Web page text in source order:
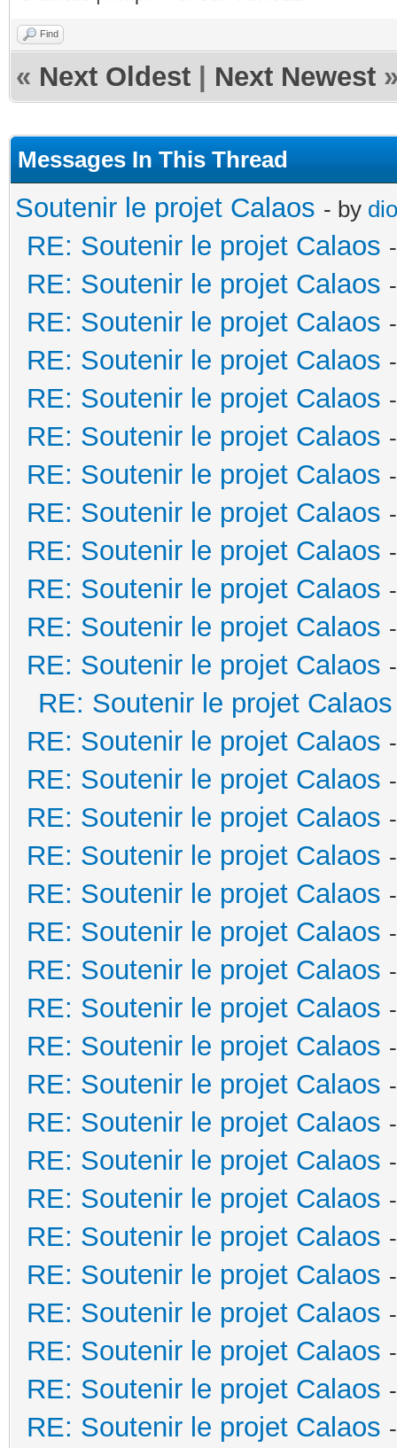
Find
« Next Oldest Next Newest
Messages In This Thread
Soutenir le projet Calaos - by
RE: Soutenir le projet Calaos
RE: Soutenir le projet Calaos
RE: Soutenir le projet Calaos
RE: Soutenir le projet Calaos
RE: Soutenir le projet Calaos
RE: Soutenir le projet Calaos
RE: Soutenir le projet Calaos
RE: Soutenir le projet Calaos
RE: Soutenir le projet Calaos
RE: Soutenir le projet Calaos
RE: Soutenir le projet Calaos
RE: Soutenir le projet Calaos
RE: Soutenir le projet Calaos
RE: Soutenir le projet Calaos
RE: Soutenir le projet Calaos
RE: Soutenir le projet Calaos
RE: Soutenir le projet Calaos
RE: Soutenir le projet Calaos
RE: Soutenir le projet Calaos
RE: Soutenir le projet Calaos
RE: Soutenir le projet Calaos
RE: Soutenir le projet Calaos
RE: Soutenir le projet Calaos
RE: Soutenir le projet Calaos
RE: Soutenir le projet Calaos
RE: Soutenir le projet Calaos
RE: Soutenir le projet Calaos
RE: Soutenir le projet Calaos
RE: Soutenir le projet Calaos
RE: Soutenir le projet Calaos
RE: Soutenir le projet Calaos
RE: Soutenir le projet Calaos